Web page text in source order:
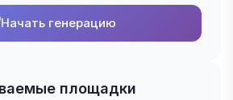
Начать генерацию
площадки